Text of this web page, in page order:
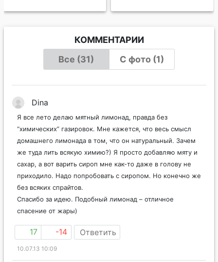
КОММЕНТАРИИ
Все (31)
С фото (1)
Dina
Я все лето делаю мятный лимонад, правда без
“химических” газировок. Мне кажется, что весь смысл
домашнего лимонада в том, что он натуральный. Зачем
же туда лить всякую химию?) Я просто добавляю мяту и
сахар, а вот варить сироп мне как-то даже в голову не
приходило. Надо попробовать с сиропом. Но конечно же
без всяких спрайтов.
Спасибо за идею. Подобный лимонад – отличное
спасение от жары)
17 -14 Ответить
10.07.13 10:09